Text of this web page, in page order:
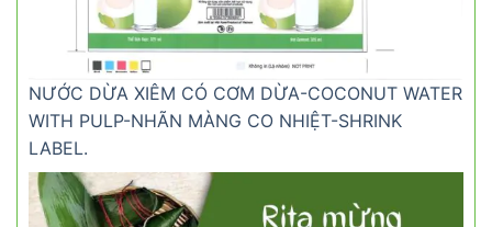
NƯỚC DỪA XIÊM CÓ CƠM DỪA-COCONUT WATER
WITH PULP-NHÃN MÀNG CO NHIỆT-SHRINK
LABEL.